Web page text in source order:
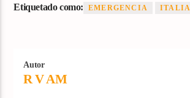
Etiquetado como: EMERGENCIA ITALIA
Autor
R V AM